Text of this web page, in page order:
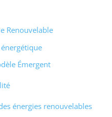
Renouvelable
Émergent
énergies renouvelables